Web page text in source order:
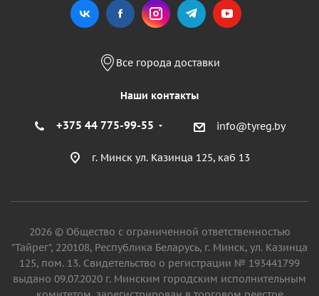
Все города доставки
Наши контакты
+375 44 775-99-55 info@tyreg.by
г. Минск ул. Казинца 125, каб 13
2026 © Общество с ограниченной ответственностью
"Тайрег", 220108, Республика Беларусь, г. Минск, ул. Казинца
125, пом. 13. Свидетельство о регистрации № 193441799
выдано 09.07.2020 г. Минским городским исполнительным